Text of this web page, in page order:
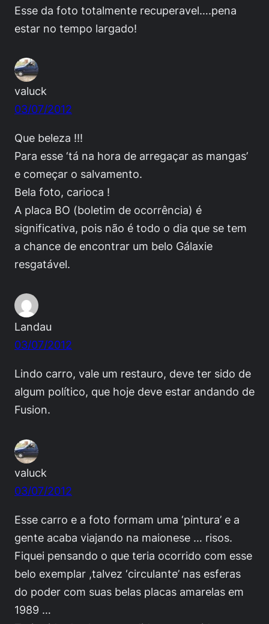
Esse da foto totalmente recuperavel….pena
estar no tempo largado!
valuck
03/07/2012
Que beleza !!!
Para esse ‘tá na hora de arregaçar as mangas’
e começar o salvamento.
Bela foto, carioca !
A placa BO (boletim de ocorrência) é
significativa, pois não é todo o dia que se tem
a chance de encontrar um belo Gálaxie
resgatável.
Landau
03/07/2012
Lindo carro, vale um restauro, deve ter sido de
algum político, que hoje deve estar andando de
Fusion.
valuck
03/07/2012
Esse carro e a foto formam uma ‘pintura’ e a
gente acaba viajando na maionese … risos.
Fiquei pensando o que teria ocorrido com esse
belo exemplar ,talvez ‘circulante’ nas esferas
do poder com suas belas placas amarelas em
1989 …